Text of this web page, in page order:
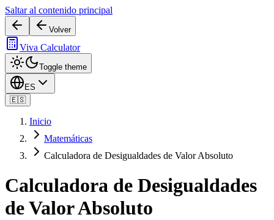
Saltar al contenido principal
Volver
Viva Calculator
Toggle theme
ES
🇪🇸
Inicio
Matemáticas
Calculadora de Desigualdades de Valor Absoluto
Calculadora de Desigualdades
de Valor Absoluto